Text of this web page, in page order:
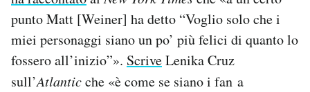
punto Matt [Weiner] ha detto “Voglio solo che i
miei personaggi siano un po’ più felici di quanto lo
fossero all’inizio”». ScriveLenika Cruz
sull’Atlanticche «è come se siano i fan a